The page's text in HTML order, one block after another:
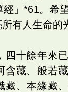
」*61。希
有人生命的
四十餘年來
含藏、般若
藏、本緣藏